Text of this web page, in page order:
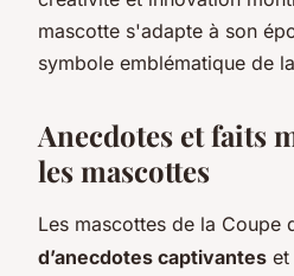
mascotte s'adapte à son
symbole emblématique de
Anecdotes et faits
les mascottes
Les mascottes de la Coupe
d’anecdotes captivantes et